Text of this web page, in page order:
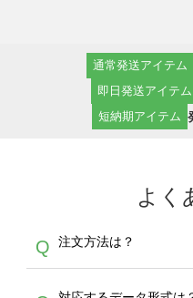
通常発送アイテム
即日発送アイテム
短納期アイテム
よく
Q 注文方法は？